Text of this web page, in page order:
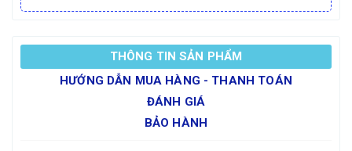
THÔNG TIN SẢN PHẨM
HƯỚNG DẪN MUA HÀNG - THANH TOÁN
ĐÁNH GIÁ
BẢO HÀNH